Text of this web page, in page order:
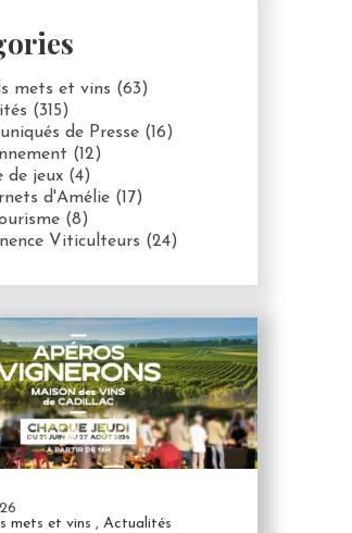
mets et vins (63)
(315)
de Presse (16)
(12)
de jeux (4)
d'Amélie (17)
(8)
Viticulteurs (24)
mets et vins , Actualités